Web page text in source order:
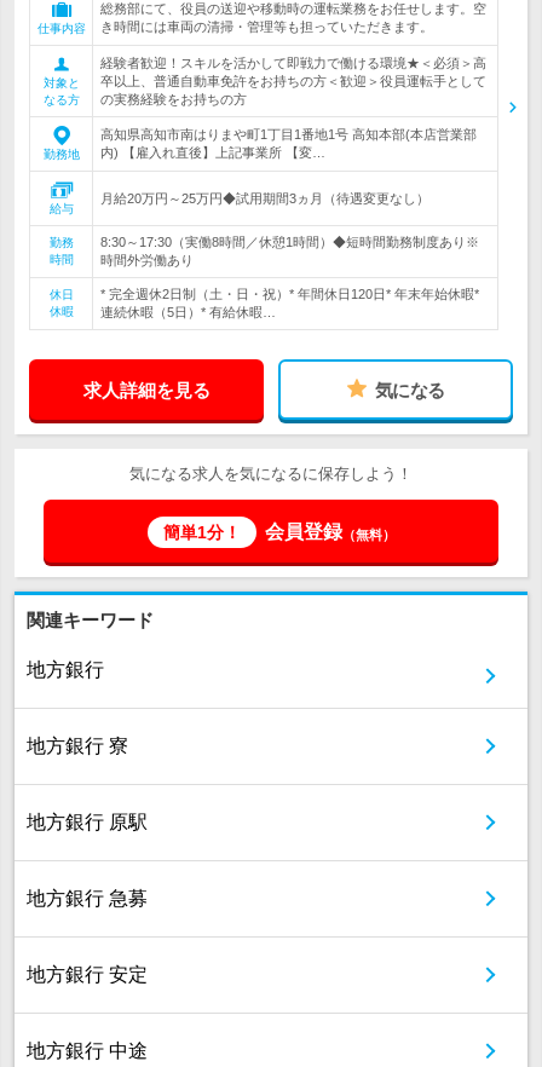
仕事内容
総務部にて、役員の送迎や移動時の運転業務をお任せします。空
き時間には車両の清掃・管理等も担っていただきます。
対象と
なる方
経験者歓迎！スキルを活かして即戦力で働ける環境★＜必須＞高
卒以上、普通自動車免許をお持ちの方＜歓迎＞役員運転手として
の実務経験をお持ちの方
勤務地
高知県高知市南はりまや町1丁目1番地1号 高知本部(本店営業部
内) 【雇入れ直後】上記事業所 【変…
給与
月給20万円～25万円◆試用期間3ヵ月（待遇変更なし）
勤務
時間
8:30～17:30（実働8時間／休憩1時間）◆短時間勤務制度あり※
時間外労働あり
休日
休暇
* 完全週休2日制（土・日・祝）* 年間休日120日* 年末年始休暇*
連続休暇（5日）* 有給休暇…
求人詳細を見る 気になる
気になる求人を気になるに保存しよう！
簡単1分！ 会員登録（無料）
関連キーワード
地方銀行
地方銀行 寮
地方銀行 原駅
地方銀行 急募
地方銀行 安定
地方銀行 中途